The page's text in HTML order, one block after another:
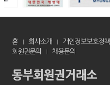
홈 회사소개 개인정보보호정책
회원권문의
채용문의